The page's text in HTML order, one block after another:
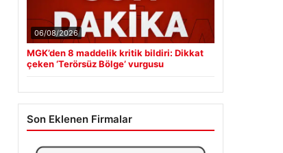
06/08/2026
MGK’den 8 maddelik kritik bildiri: Dikkat
çeken ‘Terörsüz Bölge’ vurgusu
Son Eklenen Firmalar